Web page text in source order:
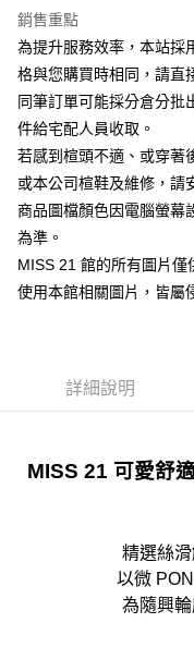
聯邦商業銀行
元大商業銀行
台新國際商業銀行
台灣樂天信用卡公司
匯豐（台灣）商業銀行
聯邦商業銀行
元大商業銀行
玉山商業銀行
台新國際商業銀行
台灣樂天信用卡公司
國泰世華商業銀行
臺灣中小企業銀行
匯豐（台灣）商業銀行
聯邦商業銀行
元大商業銀行
玉山商業銀行
台新國際商業銀行
街口支付
悠遊付
Google Pay
ATM付款
運送方式
宅配
免運費
國家/地區配送
銷售重點
為提升服務效率，本站採
格與您購買時相同，請直
同筆訂單可能採分倉分批
件給宅配人員收取。
若感到楦頭不適、或穿著
或本公司楦鞋及維修，請
商品圖檔顏色因電腦螢幕
為準。
MISS 21 館的所有圖片
使用本館相關圖片，皆屬
詳細說明
MISS 21 可愛舒
精選絲
以微
為隨興